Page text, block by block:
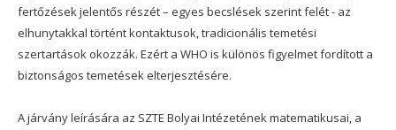
fertőzések jelentős részét – egyes becslések szerint felét - az
elhunytakkal történt kontaktusok, tradicionális temetési
szertartások okozzák. Ezért a WHO is különös figyelmet fordított a
biztonságos temetések elterjesztésére.
A járvány leírására az SZTE Bolyai Intézetének matematikusai, a